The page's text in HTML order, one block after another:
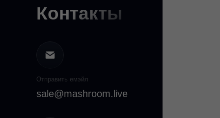
Контакты
Отправить емэйл
sale@mashroom.live